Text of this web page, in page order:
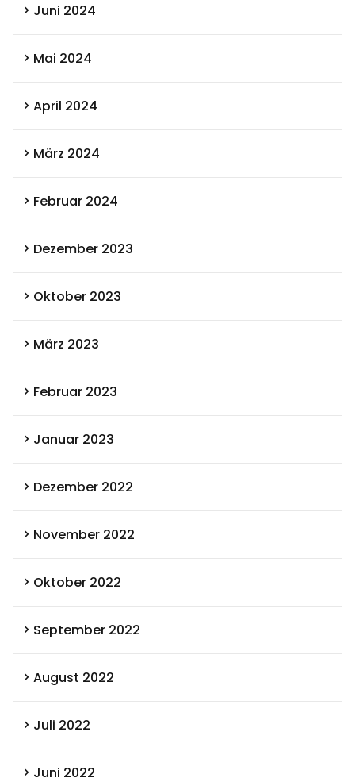
Juni 2024
Mai 2024
April 2024
März 2024
Februar 2024
Dezember 2023
Oktober 2023
März 2023
Februar 2023
Januar 2023
Dezember 2022
November 2022
Oktober 2022
September 2022
August 2022
Juli 2022
Juni 2022